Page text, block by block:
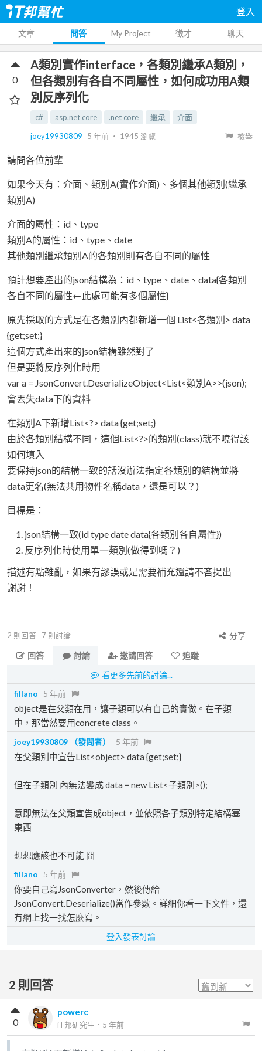
登入
文章 問答 My Project 徵才 聊天
A類別實作interface，各類別繼承A類別，
但各類別有各自不同屬性，如何成功用A類
別反序列化
c# asp.net core .net core 繼承
介面
joey19930809
5 年前 ‧ 1945 瀏覽 檢舉
0
請問各位前輩
如果今天有：介面、類別A(實作介面)、多個其他類別(繼承
類別A)
介面的屬性：id、type
類別A的屬性：id、type、date
其他類別繼承類別A的各類別則有各自不同的屬性
預計想要產出的json結構為：id、type、date、data{各類別
各自不同的屬性←此處可能有多個屬性}
原先採取的方式是在各類別內都新增一個 List<各類別> data
{get;set;}
這個方式產出來的json結構雖然對了
但是要將反序列化時用
var a = JsonConvert.DeserializeObject<List<類別A>>(json);
會丟失data下的資料
在類別A下新增List<?> data {get;set;}
由於各類別結構不同，這個List<?>的類別(class)就不曉得該
如何填入
要保持json的結構一致的話沒辦法指定各類別的結構並將
data更名(無法共用物件名稱data，還是可以？)
目標是：
json結構一致(id type date data{各類別各自屬性})
反序列化時使用單一類別(做得到嗎？)
描述有點雜亂，如果有謬誤或是需要補充還請不吝提出
謝謝！
2 則回答 7 則討論
分享
回答
討論 邀請回答
追蹤
看更多先前的討論...
fillano
5 年前
object是在父類在用，讓子類可以有自己的實做。在子類
中，那當然要用concrete class。
joey19930809 （發問者） 5 年前
在父類別中宣告List<object> data {get;set;}
但在子類別 內無法變成 data = new List<子類別>();
意即無法在父類宣告成object，並依照各子類別特定結構塞
東西
想想應該也不可能 囧
fillano 5 年前
你要自己寫JsonConverter，然後傳給
JsonConvert.Deserialize()當作參數。詳細你看一下文件，還
有網上找一找怎麼寫。
登入發表討論
2 則回答
powerc
iT邦研究生 ． 5 年前
0